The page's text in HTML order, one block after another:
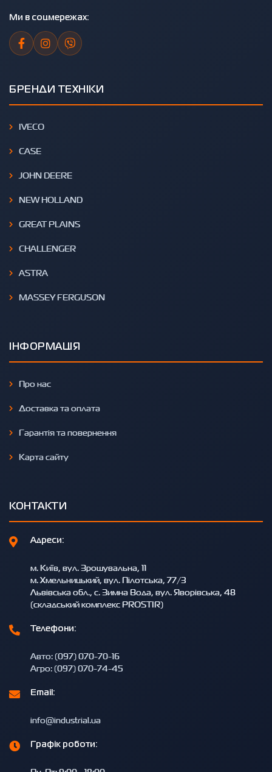
Ми в соцмережах:
БРЕНДИ ТЕХНІКИ
IVECO
CASE
JOHN DEERE
NEW HOLLAND
GREAT PLAINS
CHALLENGER
ASTRA
MASSEY FERGUSON
ІНФОРМАЦІЯ
Про нас
Доставка та оплата
Гарантія та повернення
Карта сайту
КОНТАКТИ
Адреси:
м. Київ, вул. Зрошувальна, 11
м. Хмельницький, вул. Пілотська, 77/3
Львівська обл., с. Зимна Вода, вул. Яворівська, 48
(складський комплекс PROSTIR)
Телефони:
Авто: (097) 070-70-16
Агро: (097) 070-74-45
Email:
info@industrial.ua
Графік роботи: